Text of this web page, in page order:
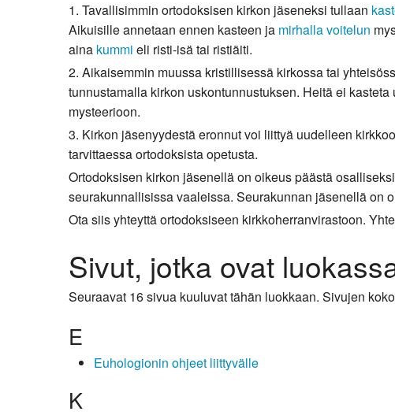
Pyhät ihmiset
Suomen kirkko
Kirkkoon liittyminen
1. Tavallisimmin ortodoksisen kirkon jäseneksi tullaan
Aikuisille annetaan ennen kasteen ja mirhalla voitelun
aina kummi eli risti-isä tai ristiäiti.
2. Aikaisemmin muussa kristillisessä kirkossa tai
tunnustamalla kirkon uskontunnustuksen. Heitä ei
mysteerioon.
3. Kirkon jäsenyydestä eronnut voi liittyä uudelleen
tarvittaessa ortodoksista opetusta.
Ortodoksisen kirkon jäsenellä on oikeus päästä
seurakunnallisissa vaaleissa. Seurakunnan jäsenellä on
Ota siis yhteyttä ortodoksiseen kirkkoherranvirastoon.
Sivut, jotka ovat
Seuraavat 16 sivua kuuluvat tähän luokkaan. Sivujen
E
Euhologionin ohjeet liittyvälle
K